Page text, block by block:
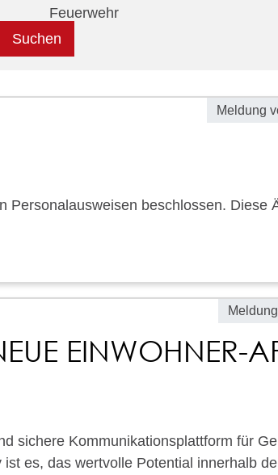
Feuerwehr
Meldung
Personalausweisen beschlossen. Diese
EINWOHNER-
sichere Kommunikationsplattform für
es, das wertvolle Potential innerhalb